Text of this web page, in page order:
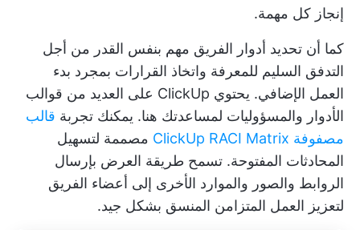
إنجاز كل مهمة.
كما أن تحديد أدوار الفريق مهم بنفس القدر من أجل
التدفق السليم للمعرفة واتخاذ القرارات بمجرد بدء
العمل الإضافي. يحتوي ClickUp على العديد من
قوالب
الأدوار والمسؤوليات لمساعدتك هنا. يمكنك تجربة قالب
مصفوفة ClickUp RACI Matrix
مصممة لتسهيل
المحادثات المفتوحة. تسمح طريقة العرض بإرسال
الروابط والصور والموارد الأخرى إلى أعضاء الفريق
لتعزيز العمل المتزامن المنسق بشكل جيد.